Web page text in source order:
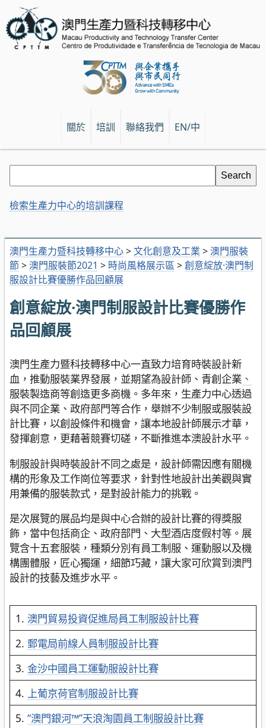
關於 培訓 聯絡我們 EN/中
澳門生產力暨科技轉移中心>文化創意及工業 > 澳門服裝
節> 澳門服裝節2021 > 時尚風格展示區 >創意綻放·澳門制
服設計比賽優勝作品回顧展
創意綻放·澳門制服設計比賽優勝作
品回顧展
澳門生產力暨科技轉移中心一直致力培育時裝設計新
血，推動服裝業界發展，並期望為設計師、青創企業 、
服裝製造商等創造更多商機。多年來，生產力中心透過
與不同企業、政府部門等合作，舉辦不少制服或服裝設
計比賽，以創設條件和機會，讓本地設計師展示才華，
發揮創意，更藉著競賽切磋，不斷推進本澳設計水平。
制服設計與時裝設計不同之處是，設計師需因應有關機
構的形象及工作崗位等要求，針對性地設計出美觀與實
用兼備的服裝款式，是對設計能力的挑戰。
是次展覽的展品均是與中心合辦的設計比賽的得獎服
飾，當中包括商企、政府部門、大型酒店度假村等。展
覽含十五套服裝，種類分別有員工制服、運動服以及機
構團體服，匠心獨運，細節巧藏，讓大家可欣賞到澳門
設計的技藝及進步水平。
1. 澳門貿易投資促進局員工制服設計比賽
2. 郵電局前線人員制服設計比賽
3. 金沙中國員工運動服設計比賽
4. 上葡京荷官制服設計比賽
5. “澳門銀河™”天浪淘園員工制服設計比賽
檢索生產力中心的培訓課程